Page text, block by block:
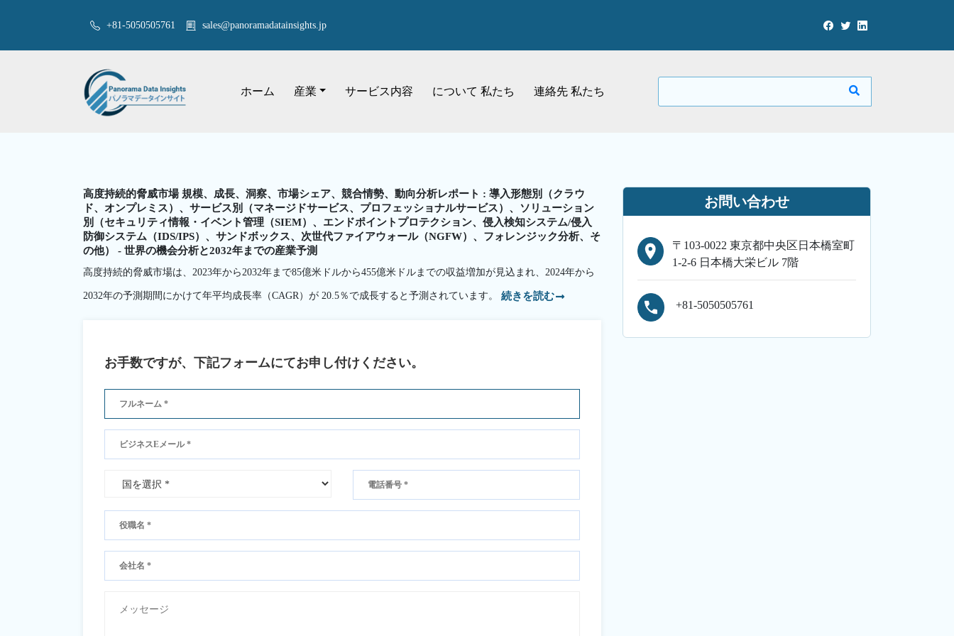
+81-5050505761 sales@panoramadatainsights.jp
ホーム 産業 サービス内容 について 私たち 連絡先 私たち
高度持続的脅威市場 規模、成長、洞察、市場シェア、競合情勢、動向分析レポート : 導入形態別（クラウ
ド、オンプレミス）、サービス別（マネージドサービス、プロフェッショナルサービス）、ソリューション
別（セキュリティ情報・イベント管理（SIEM）、エンドポイントプロテクション、侵入検知システム/侵入
防御システム（IDS/IPS）、サンドボックス、次世代ファイアウォール（NGFW）、フォレンジック分析、そ
の他） - 世界の機会分析と2032年までの産業予測
高度持続的脅威市場は、2023年から2032年まで85億米ドルから455億米ドルまでの収益増加が見込まれ、2024年から
2032年の予測期間にかけて年平均成長率（CAGR）が 20.5％で成長すると予測されています。 続きを読む
お手数ですが、下記フォームにてお申し付けください。
お問い合わせ
〒103-0022 東京都中央区日本橋室町
1-2-6 日本橋大栄ビル 7階
+81-5050505761